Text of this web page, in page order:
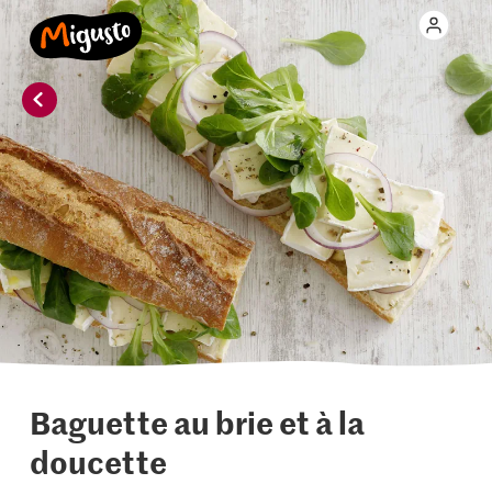
Baguette au brie et à la
doucette